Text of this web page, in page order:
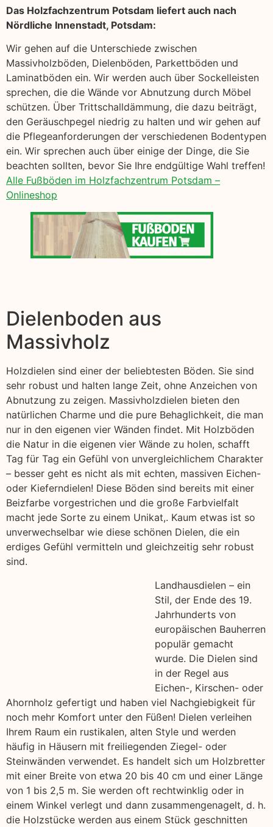
Das Holzfachzentrum Potsdam liefert auch nach
Nördliche Innenstadt, Potsdam:
Wir gehen auf die Unterschiede zwischen
Massivholzböden, Dielenböden, Parkettböden und
Laminatböden ein. Wir werden auch über Sockelleisten
sprechen, die die Wände vor Abnutzung durch Möbel
schützen. Über Trittschalldämmung, die dazu beiträgt,
den Geräuschpegel niedrig zu halten und wir gehen auf
die Pflegeanforderungen der verschiedenen Bodentypen
ein. Wir sprechen auch über einige der Dinge, die Sie
beachten sollten, bevor Sie Ihre endgültige Wahl treffen!
Alle Fußböden im Holzfachzentrum Potsdam –
Onlineshop
Dielenboden aus
Massivholz
Holzdielen sind einer der beliebtesten Böden. Sie sind
sehr robust und halten lange Zeit, ohne Anzeichen von
Abnutzung zu zeigen. Massivholzdielen bieten den
natürlichen Charme und die pure Behaglichkeit, die man
nur in den eigenen vier Wänden findet. Mit Holzböden
die Natur in die eigenen vier Wände zu holen, schafft
Tag für Tag ein Gefühl von unvergleichlichem Charakter
– besser geht es nicht als mit echten, massiven Eichen-
oder Kieferndielen! Diese Böden sind bereits mit einer
Beizfarbe vorgestrichen und die große Farbvielfalt
macht jede Sorte zu einem Unikat,. Kaum etwas ist so
unverwechselbar wie diese schönen Dielen, die ein
erdiges Gefühl vermitteln und gleichzeitig sehr robust
sind.
Landhausdielen – ein
Stil, der Ende des 19.
Jahrhunderts von
europäischen Bauherren
populär gemacht
wurde. Die Dielen sind
in der Regel aus
Eichen-, Kirschen- oder
Ahornholz gefertigt und haben viel Nachgiebigkeit für
noch mehr Komfort unter den Füßen! Dielen verleihen
Ihrem Raum ein rustikalen, alten Style und werden
häufig in Häusern mit freiliegenden Ziegel- oder
Steinwänden verwendet. Es handelt sich um Holzbretter
mit einer Breite von etwa 20 bis 40 cm und einer Länge
von 1 bis 2,5 m. Sie werden oft rechtwinklig oder in
einem Winkel verlegt und dann zusammengenagelt, d. h.
die Holzstücke werden aus einem Stück geschnitten